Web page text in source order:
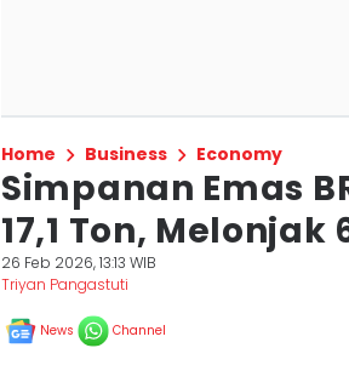
Home Business Economy
Simpanan Emas
17,1 Ton, Melonjak
26 Feb 2026, 13:13 WIB
Triyan Pangastuti
News Channel